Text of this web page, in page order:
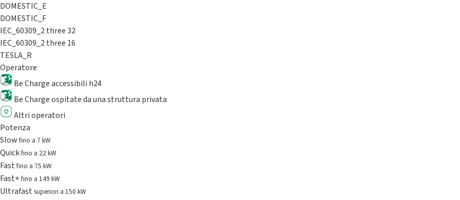
DOMESTIC_E
DOMESTIC_F
IEC_60309_2 three 32
IEC_60309_2 three 16
TESLA_R
Operatore
Be Charge accessibili h24
Be Charge ospitate da una struttura privata
Altri operatori
Potenza
Slowfino a 7 kW
Quickfino a 22 kW
Fastfino a 75 kW
Fast+fino a 149 kW
Ultrafast superiori a 150 kW